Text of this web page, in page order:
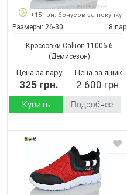
+15 грн. бонусов за покупку
Размеры: 26-30 8 пар
Кроссовки Callion 11006-6
(Демисезон)
Цена за пару
325 грн.
Цена за ящик
2 600 грн.
Купить Подробнее